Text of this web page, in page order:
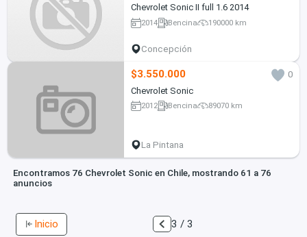
Chevrolet Sonic II full 1.6 2014
2014 Bencina 190000 km
Concepción
$3.550.000
0
Chevrolet Sonic
2012 Bencina 89070 km
La Pintana
Encontramos 76 Chevrolet Sonic en Chile, mostrando 61 a 76
anuncios
Inicio 3 / 3